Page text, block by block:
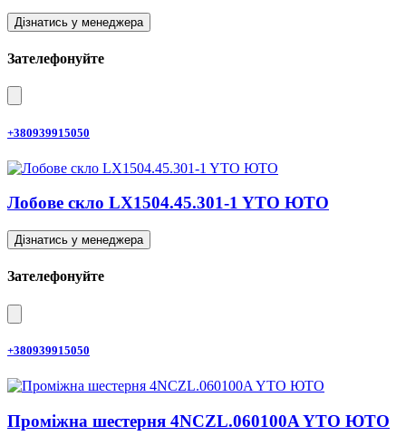
Дізнатись у менеджера
Зателефонуйте
+380939915050
Лобове скло LX1504.45.301-1 YTO ЮТО
Дізнатись у менеджера
Зателефонуйте
+380939915050
Проміжна шестерня 4NCZL.060100A YTO ЮТО